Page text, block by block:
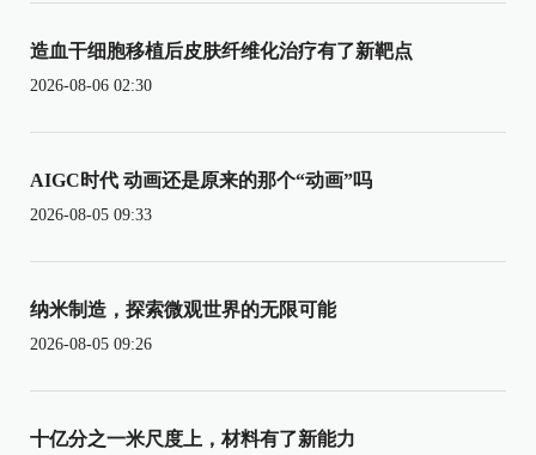
造血干细胞移植后皮肤纤维化治疗有了新靶点
2026-08-06 02:30
AIGC时代 动画还是原来的那个“动画”吗
2026-08-05 09:33
纳米制造，探索微观世界的无限可能
2026-08-05 09:26
十亿分之一米尺度上，材料有了新能力